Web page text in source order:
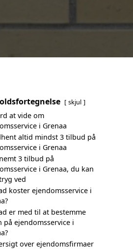
skjul
at vide om
i Grenaa
altid mindst 3 tilbud på
i Grenaa
3 tilbud på
i Grenaa, du kan
ved
koster ejendomsservice i
er med til at bestemme
på ejendomsservice i
over ejendomsfirmaer